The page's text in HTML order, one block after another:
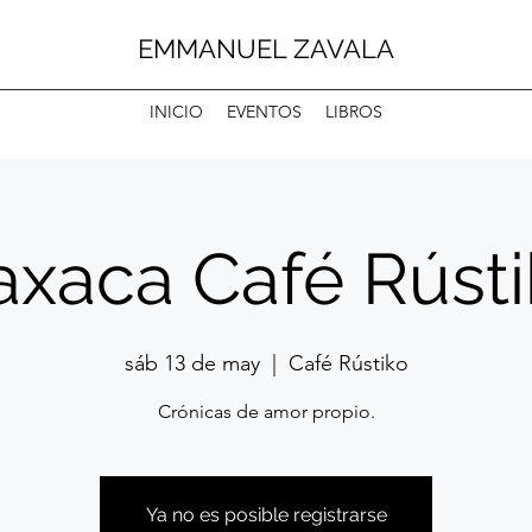
EMMANUEL ZAVALA
INICIO EVENTOS LIBROS
Café
sáb 13 de may
  |
Café Rústiko
Crónicas de amor propio.
Ya no es posible registrarse